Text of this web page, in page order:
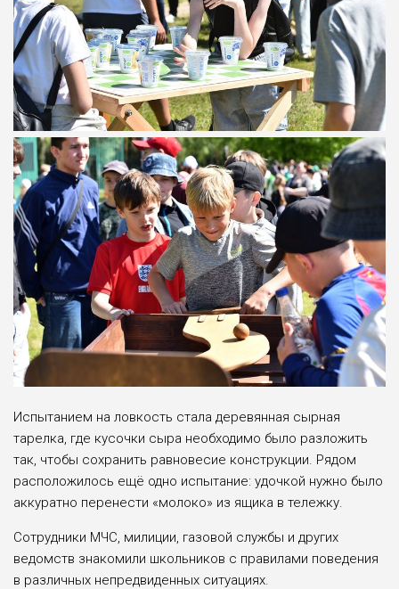
Испытанием на ловкость стала деревянная сырная
тарелка, где кусочки сыра необходимо было разложить
так, чтобы сохранить равновесие конструкции. Рядом
расположилось ещё одно испытание: удочкой нужно было
аккуратно перенести «молоко» из ящика в тележку.
Сотрудники МЧС, милиции, газовой службы и других
ведомств знакомили школьников с правилами поведения
в различных непредвиденных ситуациях.